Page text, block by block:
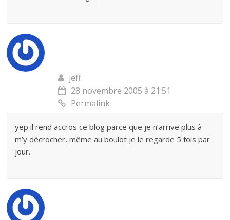
jeff
28 novembre 2005 à 21:51
Permalink
yep il rend accros ce blog parce que je n’arrive plus à
m’y décrocher, même au boulot je le regarde 5 fois par
jour.